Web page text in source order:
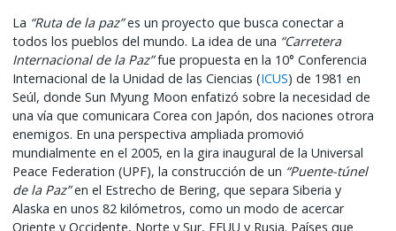
La “Ruta de la paz”es un proyecto que busca conectar a
todos los pueblos del mundo. La idea de una “Carretera
Internacional de la Paz”fue propuesta en la 10° Conferencia
Internacional de la Unidad de las Ciencias (ICUS) de 1981 en
Seúl, donde Sun Myung Moon enfatizó sobre la necesidad de
una vía que comunicara Corea con Japón, dos naciones otrora
enemigos. En una perspectiva ampliada promovió
mundialmente en el 2005, en la gira inaugural de la Universal
Peace Federation (UPF), la construcción de un “Puente-túnel
de la Paz”en el Estrecho de Bering, que separa Siberia y
Alaska en unos 82 kilómetros, como un modo de acercar
Oriente y Occidente, Norte y Sur, EEUU y Rusia. Países que